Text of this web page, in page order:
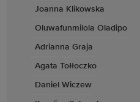
Joanna Klikowska
Oluwafunmilola Oladipo
Adrianna Graja
Agata Tołłoczko
Daniel Wiczew